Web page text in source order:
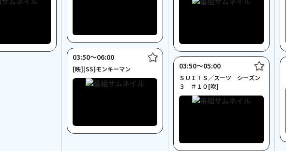
03:50〜06:00
[映][SS]モンキーマン 03:50〜05:00
ＳＵＩＴＳ／スーツ シーズン
３ ＃１０[吹]